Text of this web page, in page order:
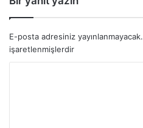
E-posta adresiniz yayınlanmayacak.
işaretlenmişlerdir